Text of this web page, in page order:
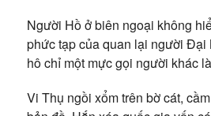
Người Hồ ở biên ngoại không
phức tạp của quan lại người Đại
hô chỉ một mực gọi người khác
Vi Thụ ngồi xổm trên bờ cát,